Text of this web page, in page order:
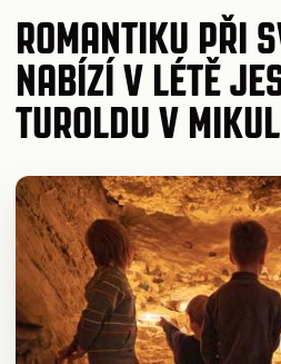
ROMANTIKU PŘI
NABÍZÍ V LÉTĚ
TUROLDU V